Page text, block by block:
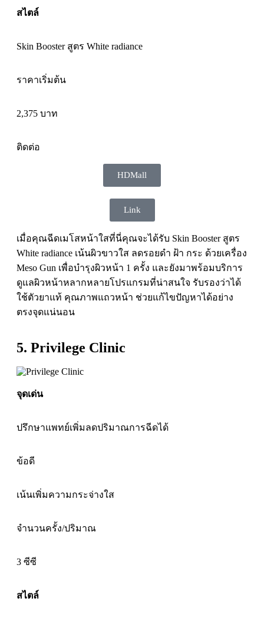
สไตล์
Skin Booster สูตร White radiance
ราคาเริ่มต้น
2,375 บาท
ติดต่อ
HDMall
Link
เมื่อคุณฉีดเมโสหน้าใสที่นี่คุณจะได้รับ Skin Booster สูตร
White radiance เน้นผิวขาวใส ลดรอยดำ ฝ้า กระ ด้วยเครื่อง
Meso Gun เพื่อบำรุงผิวหน้า 1 ครั้ง และยังมาพร้อมบริการ
ดูแลผิวหน้าหลากหลายโปรแกรมที่น่าสนใจ รับรองว่าได้
ใช้ตัวยาแท้ คุณภาพแถวหน้า ช่วยแก้ไขปัญหาได้อย่าง
ตรงจุดแน่นอน
5. Privilege Clinic
จุดเด่น
ปรึกษาแพทย์เพิ่มลดปริมาณการฉีดได้
ข้อดี
เน้นเพิ่มความกระจ่างใส
จำนวนครั้ง/ปริมาณ
3 ซีซี
สไตล์